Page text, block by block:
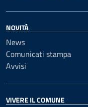
NOVITÀ
News
Comunicati stampa
Avvisi
VIVERE IL COMUNE